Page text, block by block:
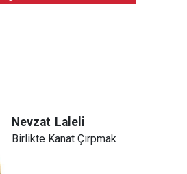
Nevzat Laleli
Birlikte Kanat Çırpmak